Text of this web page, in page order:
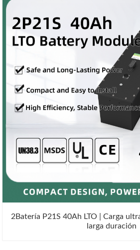
2Batería P21S 40Ah LTO | Carga
larga duración